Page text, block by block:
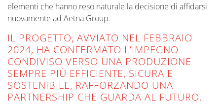
elementi che hanno reso naturale la decisione di affidarsi
nuovamente ad Aetna Group.
IL PROGETTO, AVVIATO NEL FEBBRAIO
2024, HA CONFERMATO L’IMPEGNO
CONDIVISO VERSO UNA PRODUZIONE
SEMPRE PIÙ EFFICIENTE, SICURA E
SOSTENIBILE, RAFFORZANDO UNA
PARTNERSHIP CHE GUARDA AL FUTURO.